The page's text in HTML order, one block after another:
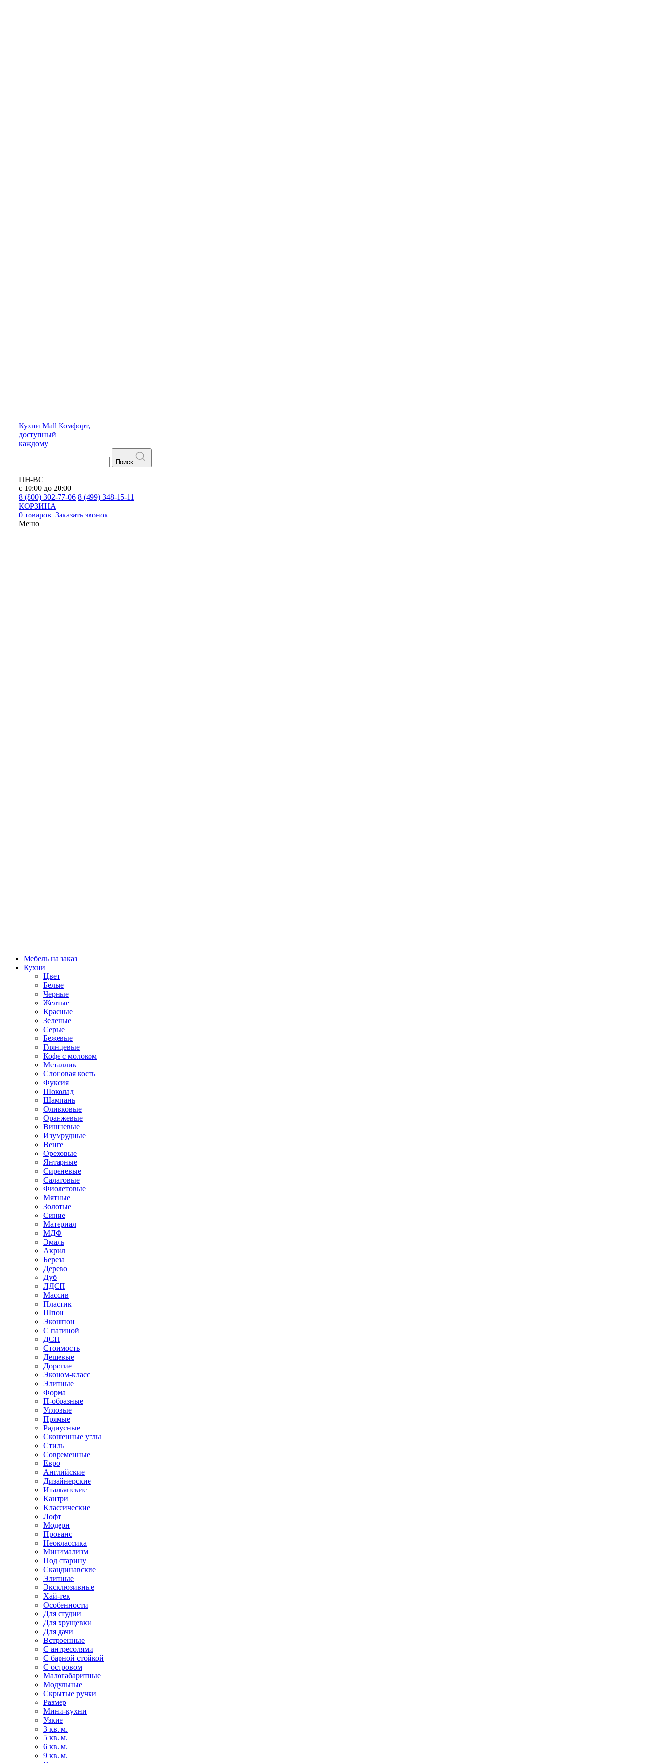
Кухни Mall Комфорт,
доступный
каждому
Поиск
ПН-ВС
с 10:00 до 20:00
8 (800) 302-77-06 8 (499) 348-15-11
КОРЗИНА
0 товаров. Заказать звонок
Меню
Мебель на заказ
Кухни
Цвет
Белые
Черные
Желтые
Красные
Зеленые
Серые
Бежевые
Глянцевые
Кофе с молоком
Металлик
Слоновая кость
Фуксия
Шоколад
Шампань
Оливковые
Оранжевые
Вишневые
Изумрудные
Венге
Ореховые
Янтарные
Сиреневые
Салатовые
Фиолетовые
Мятные
Золотые
Синие
Материал
МДФ
Эмаль
Акрил
Береза
Дерево
Дуб
ЛДСП
Массив
Пластик
Шпон
Экошпон
С патиной
ДСП
Стоимость
Дешевые
Дорогие
Эконом-класс
Элитные
Форма
П-образные
Угловые
Прямые
Радиусные
Скошенные углы
Стиль
Современные
Евро
Английские
Дизайнерские
Итальянские
Кантри
Классические
Лофт
Модерн
Прованс
Неоклассика
Минимализм
Под старину
Скандинавские
Элитные
Эксклюзивные
Хай-тек
Особенности
Для студии
Для хрущевки
Для дачи
Встроенные
С антресолями
С барной стойкой
С островом
Малогабаритные
Модульные
Скрытые ручки
Размер
Мини-кухни
Узкие
3 кв. м.
5 кв. м.
6 кв. м.
9 кв. м.